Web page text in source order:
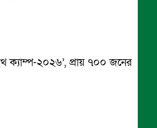
ক্যাম্প-২০২৬’, প্রায় ৭০০ জনের